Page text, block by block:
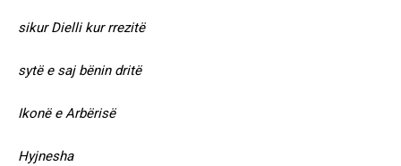
sikur Dielli kur rrezitë
sytë e saj bënin dritë
Ikonë e Arbërisë
Hyjnesha